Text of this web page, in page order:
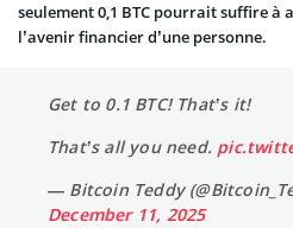
seulement 0,1 BTC pourrait suffire
l’avenir financier d’une personne.
Get to 0.1 BTC! That’s it!
That’s all you need.
— Bitcoin Teddy
December 11, 2025